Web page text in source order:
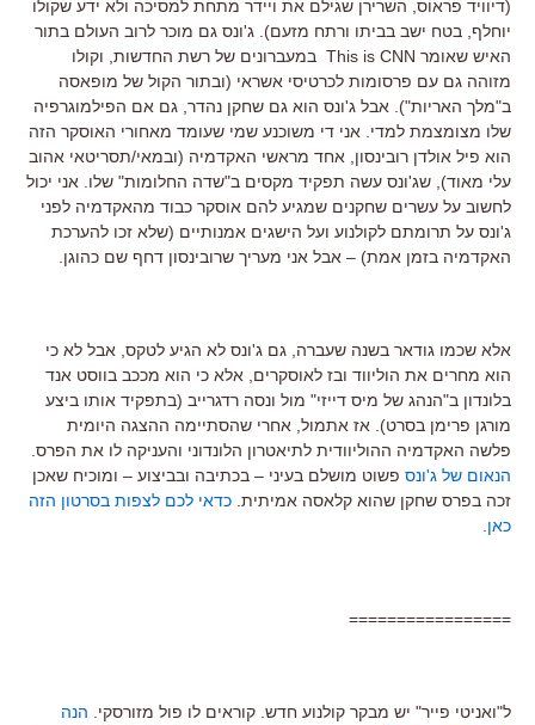
(דיוויד פראוס, השרירן שגילם את ויידר מתחת למסיכה ולא ידע שקולו
יוחלף, בטח ישב בביתו ורתח מזעם). ג'ונס גם מוכר לרוב העולם בתור
האיש שאומר This is CNN במעברונים של רשת החדשות, וקולו
מזוהה גם עם פרסומות לכרטיסי אשראי (ובתור הקול של מופאסה
ב"מלך האריות"). אבל ג'ונס הוא גם שחקן נהדר, גם אם הפילמוגרפיה
שלו מצומצמת למדי. אני די משוכנע שמי שעומד מאחורי האוסקר הזה
הוא פיל אולדן רובינסון, אחד מראשי האקדמיה (ובמאי/תסריטאי אהוב
עלי מאוד), שג'ונס עשה תפקיד מקסים ב"שדה החלומות" שלו. אני יכול
לחשוב על עשרים שחקנים שמגיע להם אוסקר כבוד מהאקדמיה לפני
ג'ונס על תרומתם לקולנוע ועל הישגים אמנותיים (שלא זכו להערכת
האקדמיה בזמן אמת) – אבל אני מעריך שרובינסון דחף שם כהוגן.
אלא שכמו גודאר בשנה שעברה, גם ג'ונס לא הגיע לטקס, אבל לא כי
הוא מחרים את הוליווד ובז לאוסקרים, אלא כי הוא מככב בווסט אנד
בלונדון ב"הנהג של מיס דייזי" מול ונסה רדגרייב (בתפקיד אותו ביצע
מורגן פרימן בסרט). אז אתמול, אחרי שהסתיימה ההצגה היומית
פלשה האקדמיה ההוליוודית לתיאטרון הלונדוני והעניקה לו את הפרס.
הנאום של ג'ונס פשוט מושלם בעיני – בכתיבה ובביצוע – ומוכיח שאכן
זכה בפרס שחקן שהוא קלאסה אמיתית. כדאי לכם לצפות בסרטון הזה
כאן
=================
ל"ואניטי פייר" יש מבקר קולנוע חדש. קוראים לו פול מזורסקי. הנה